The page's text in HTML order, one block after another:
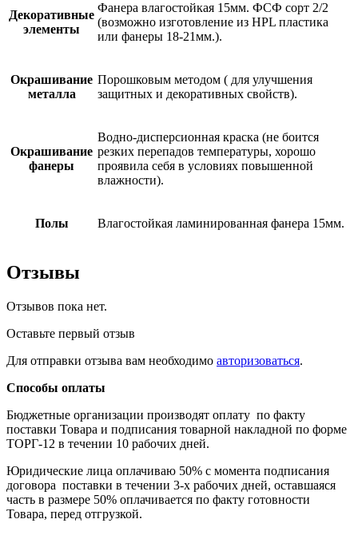
Декоративные
элементы
Фанера влагостойкая 15мм. ФСФ сорт 2/2
(возможно изготовление из HPL пластика
или фанеры 18-21мм.).
Окрашивание
металла
Порошковым методом ( для улучшения
защитных и декоративных свойств).
Окрашивание
фанеры
Водно-дисперсионная краска (не боится
резких перепадов температуры, хорошо
проявила себя в условиях повышенной
влажности).
Полы Влагостойкая ламинированная фанера 15мм.
Отзывы
Отзывов пока нет.
Оставьте первый отзыв
Для отправки отзыва вам необходимо авторизоваться.
Способы оплаты
Бюджетные организации производят оплату по факту
поставки Товара и подписания товарной накладной по форме
ТОРГ-12 в течении 10 рабочих дней.
Юридические лица оплачиваю 50% с момента подписания
договора поставки в течении 3-х рабочих дней, оставшаяся
часть в размере 50% оплачивается по факту готовности
Товара, перед отгрузкой.